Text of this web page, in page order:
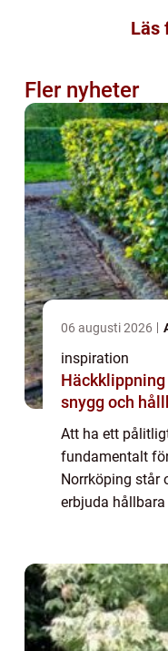
Läs
Fler nyheter
06 augusti 2026
inspiration
Häckklippning skurup så
snygg och
Att ha ett
fundamentalt
Norrköping står
erbjuda